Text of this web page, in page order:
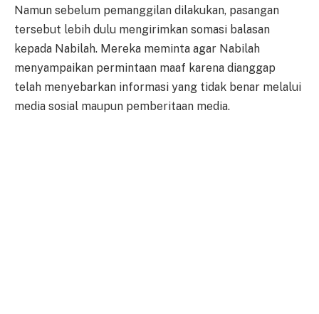
Namun sebelum pemanggilan dilakukan, pasangan
tersebut lebih dulu mengirimkan somasi balasan
kepada Nabilah. Mereka meminta agar Nabilah
menyampaikan permintaan maaf karena dianggap
telah menyebarkan informasi yang tidak benar melalui
media sosial maupun pemberitaan media.